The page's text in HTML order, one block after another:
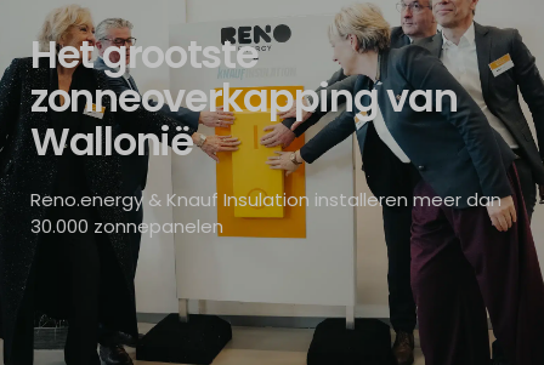
Het grootste
zonneoverkapping van
Wallonië
Reno.energy & Knauf Insulation installeren meer dan
30.000 zonnepanelen